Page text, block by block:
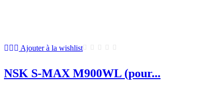
Ajouter à la wishlist
NSK S-MAX M900WL (pour...